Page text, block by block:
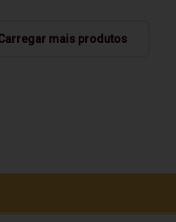
mais produtos